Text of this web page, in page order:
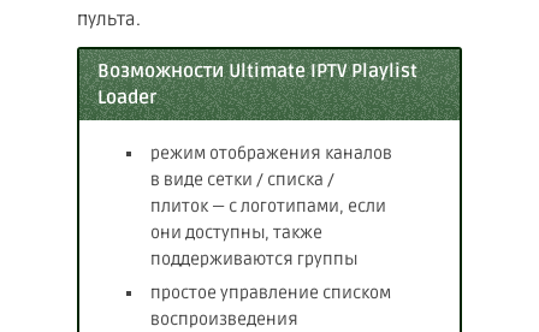
пульта.
Возможности Ultimate IPTV Playlist
Loader
режим отображения каналов
в виде сетки / списка /
плиток — с логотипами, если
они доступны, также
поддерживаются группы
простое управление списком
воспроизведения